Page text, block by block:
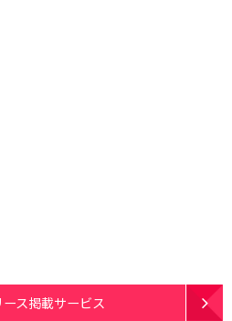
ス掲載サービス